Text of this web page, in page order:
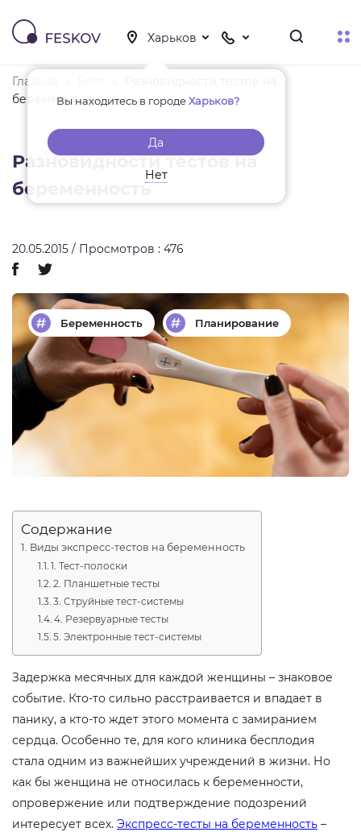
Вы находитесь в городеХарьков?
Да
Нет
Главная
беременность
Разновидности тестов на
беременность
20.05.2015 / Просмотров : 476
Беременность Планирование
Содержание
Виды экспресс-тестов на беременность
1. Тест-полоски
2. Планшетные тесты
3. Струйные тест-системы
4. Резервуарные тесты
5. Электронные тест-системы
Задержка месячных для каждой женщины – знаковое
событие. Кто-то сильно расстраивается и впадает в
панику, а кто-то ждет этого момента с замиранием
сердца. Особенно те, для кого клиника бесплодия
стала одним из важнейших учреждений в жизни. Но
как бы женщина не относилась к беременности,
опровержение или подтверждение подозрений
интересует всех. Экспресс-тесты на беременность –